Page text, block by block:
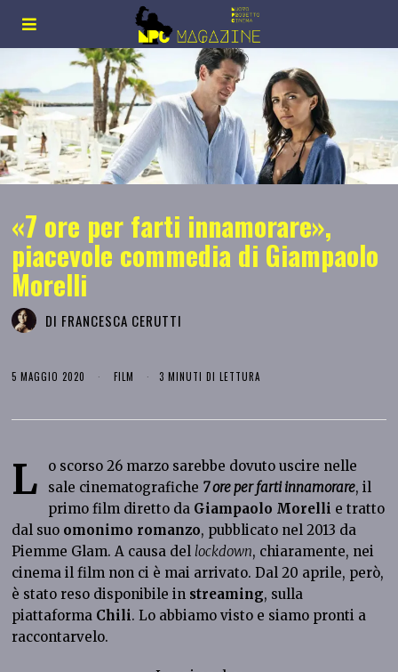
«7 ore per farti innamorare»,
piacevole commedia di Giampaolo
Morelli
DI FRANCESCA CERUTTI
5 MAGGIO 2020 FILM 3 MINUTI DI LETTURA
L
o scorso 26 marzo sarebbe dovuto uscire nelle
sale cinematografiche 7 ore per farti innamorare, il
primo film diretto da Giampaolo Morelli e tratto
dal suo omonimo romanzo, pubblicato nel 2013 da
Piemme Glam. A causa del lockdown, chiaramente, nei
cinema il film non ci è mai arrivato. Dal 20 aprile, però,
è stato reso disponibile in streaming, sulla
piattaforma Chili. Lo abbiamo visto e siamo pronti a
raccontarvelo.